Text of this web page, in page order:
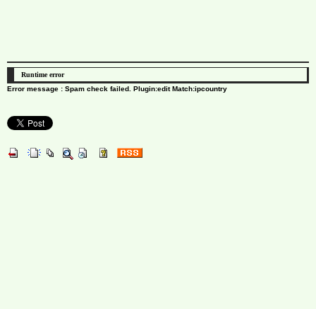
Runtime error
Error message : Spam check failed. Plugin:edit Match:ipcountry